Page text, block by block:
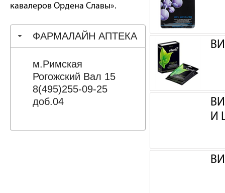
кавалеров Ордена Славы».
ФАРМАЛАЙН АПТЕКА
м.Римская
Рогожский Вал 15
8(495)255-09-25
доб.04
И